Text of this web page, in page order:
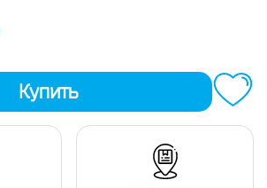
Купить